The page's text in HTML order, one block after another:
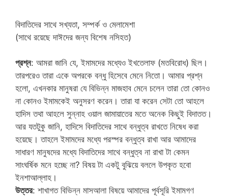
বিদাতিদের সাথে সখ্যতা, সম্পর্ক ও মেলামেশা
(সাথে রয়েছে দাঈদের জন্য বিশেষ নসিহত)
প্রশ্ন: আমরা জানি যে, ইমামদের মধ্যেও ইখতেলাফ (মতবিরোধ) ছিল।
তারপরেও তারা একে অপরকে বন্ধু হিসেবে মেনে নিতো। আমার প্রশ্ন
হলো, এখনকার মানুষরা যে বিভিন্ন মাজহাব মেনে চলেন তারা তো কোনও
না কোনও ইমামকেই অনুসরণ করেন। তারা যা করেন সেটা তো আহলে
হাদিস তথা আহলে সুন্নাহ ওয়াল জামায়াতের মতে অনেক কিছুই বিদাতত।
আর যতটুকু জানি, হাদিসে বিদাতিদের সাথে বন্ধুত্ব রাখতে নিষেধ করা
হয়েছে। তাহলে ইমামদের মধ্যে পরস্পর বন্ধুত্ব রাখা আর আমাদের
সাধারণ মানুষদের মধ্যে বিদাতিদের সাথে বন্ধুত্ব না রাখা টা কেমন
সাংঘর্ষিক মনে হচ্ছে না? বিষয় টা একটু বুঝিয়ে বললে উপকৃত হবো
ইনশাআল্লাহ।
উত্তর: শাখাগত বিভিন্ন মাসআলা বিষয়ে আমাদের পূর্বসূরি ইমামগণ